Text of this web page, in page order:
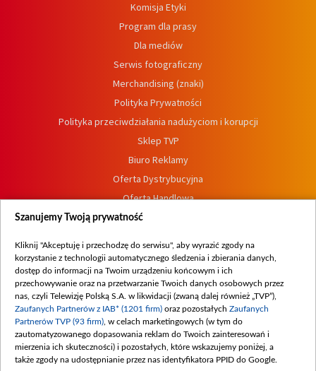
Komisja Etyki
Program dla prasy
Dla mediów
Serwis fotograficzny
Merchandising (znaki)
Polityka Prywatności
Polityka przeciwdziałania nadużyciom i korupcji
Sklep TVP
Biuro Reklamy
Oferta Dystrybucyjna
Oferta Handlowa
Dostępność
Procedura zgłoszeń wewnętrznych
Szanujemy Twoją prywatność
Kliknij "Akceptuję i przechodzę do serwisu", aby wyrazić zgody na
korzystanie z technologii automatycznego śledzenia i zbierania danych,
dostęp do informacji na Twoim urządzeniu końcowym i ich
przechowywanie oraz na przetwarzanie Twoich danych osobowych przez
nas, czyli Telewizję Polską S.A. w likwidacji (zwaną dalej również „TVP”),
Zaufanych Partnerów z IAB* (1201 firm) oraz pozostałych Zaufanych
Partnerów TVP (93 firm) , w celach marketingowych (w tym do
zautomatyzowanego dopasowania reklam do Twoich zainteresowań i
mierzenia ich skuteczności) i pozostałych, które wskazujemy poniżej, a
także zgody na udostępnianie przez nas identyfikatora PPID do Google.